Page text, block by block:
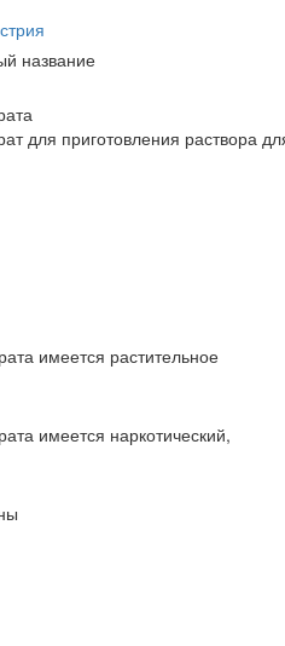
название
приготовления раствора
имеется растительное
имеется наркотический,